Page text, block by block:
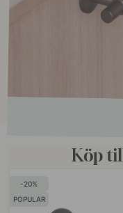
Köp
20
POPULAR